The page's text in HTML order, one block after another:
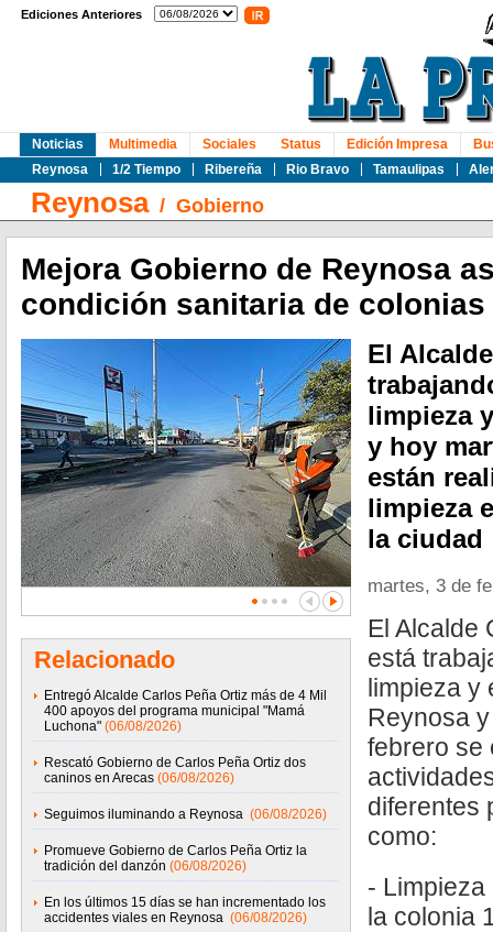
Ediciones Anteriores
Noticias
Reynosa
1/2 Tiempo Ribereña Rio Bravo Tamaulipas
Multimedia Sociales Status Edición Impresa
Reynosa/ Gobierno
Mejora Gobierno de Reynosa
condición sanitaria de colonias
Relacionado
Entregó Alcalde Carlos Peña Ortiz más de 4 Mil
400 apoyos del programa municipal "Mamá
Luchona" (06/08/2026)
Rescató Gobierno de Carlos Peña Ortiz dos
caninos en Arecas (06/08/2026)
Seguimos iluminando a Reynosa (06/08/2026)
Promueve Gobierno de Carlos Peña Ortiz la
tradición del danzón (06/08/2026)
En los últimos 15 días se han incrementado los
accidentes viales en Reynosa (06/08/2026)
El
limpieza
y hoy
están
limpieza
la ciudad
martes, 3 de
El Alcalde
está
limpieza y
Reynosa
febrero se
diferentes
como:
-
la colonia